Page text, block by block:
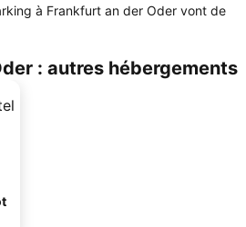
à Frankfurt an der Oder vont de
: autres hébergements